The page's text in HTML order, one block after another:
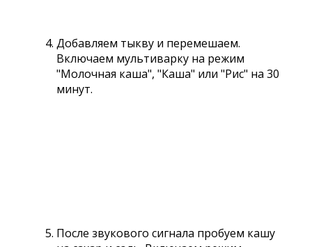
Добавляем тыкву и перемешаем.
Включаем мультиварку на режим
"Молочная каша", "Каша" или "Рис" на 30
минут.
После звукового сигнала пробуем кашу